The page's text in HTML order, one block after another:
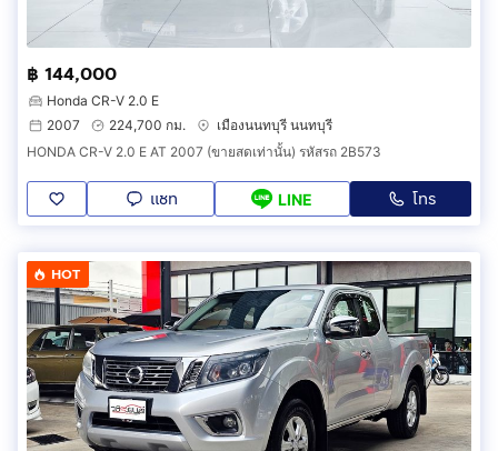
฿ 144,000
Honda CR-V 2.0 E
2007
224,700 กม.
เมืองนนทบุรี นนทบุรี
HONDA CR-V 2.0 E AT 2007 (ขายสดเท่านั้น) รหัสรถ 2B573
แชท LINE โทร
HOT